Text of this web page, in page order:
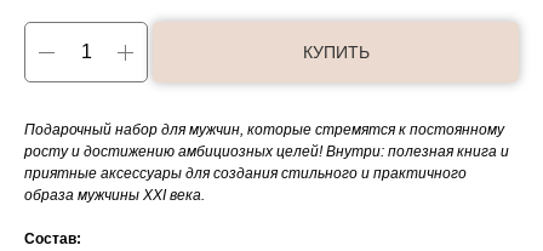
КУПИТЬ
Подарочный набор для мужчин, которые стремятся к постоянному
росту и достижению амбициозных целей! Внутри: полезная книга и
приятные аксессуары для создания стильного и практичного
образа мужчины XXI века.
Состав: